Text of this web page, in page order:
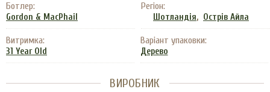
Ботлер:
Gordon & MacPhail
Регіон:
Шотландія, Острів Айла
Витримка:
31 Year Old
Варіант упаковки:
Дерево
ВИРОБНИК